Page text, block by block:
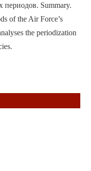
периодов. Summary.
of the Air Force’s
the periodization